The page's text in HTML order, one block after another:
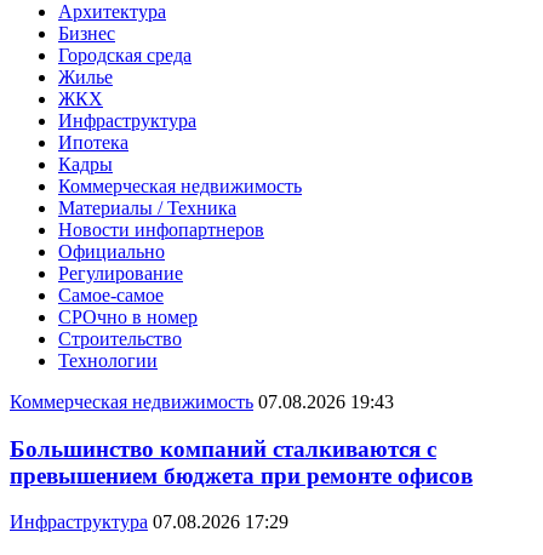
Архитектура
Бизнес
Городская среда
Жилье
ЖКХ
Инфраструктура
Ипотека
Кадры
Коммерческая недвижимость
Материалы / Техника
Новости инфопартнеров
Официально
Регулирование
Самое-самое
СРОчно в номер
Строительство
Технологии
Коммерческая недвижимость 07.08.2026 19:43
Большинство компаний сталкиваются с
превышением бюджета при ремонте офисов
Инфраструктура 07.08.2026 17:29